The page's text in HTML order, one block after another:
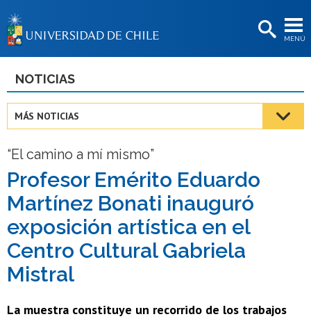
MENÚ
BIBLIOTECAS
Estudiantes
Académicas/os
Funcionarias/os
Egresadas/os
NOTICIAS
MÁS NOTICIAS
“El camino a mí mismo”
Profesor Emérito Eduardo
Martínez Bonati inauguró
exposición artística en el
Centro Cultural Gabriela
Mistral
La muestra constituye un recorrido de los trabajos